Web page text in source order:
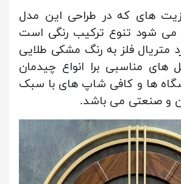
های که در طراحی این مدل
می شود تنوع ترکیب رنگی است
متریال فلز به رنگ مشکی طلایی
های مناسبی برا انواع چیدمان
ها و کافی شاپ های با سبک
و صنعتی می باشد.